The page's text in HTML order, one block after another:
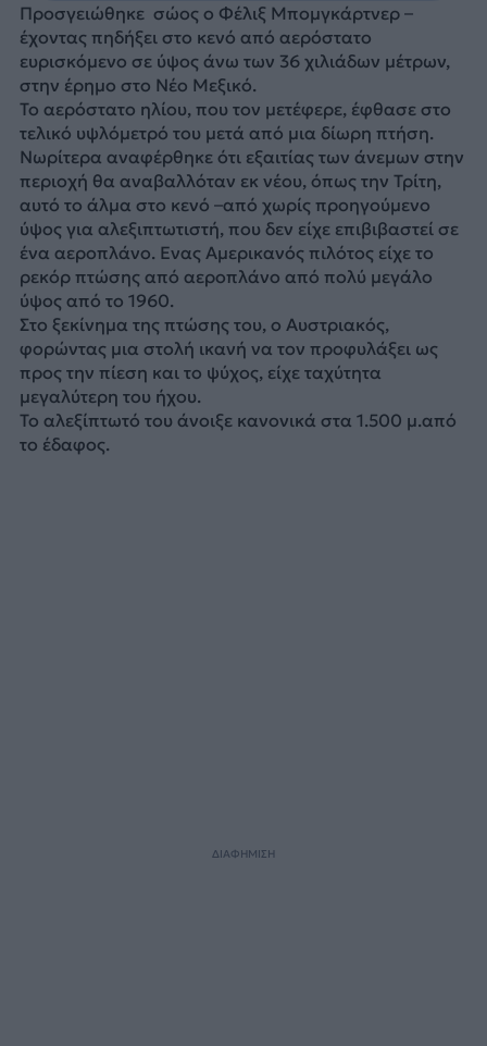
Προσγειώθηκε σώος ο Φέλιξ Μπομγκάρτνερ –
έχοντας πηδήξει στο κενό από αερόστατο
ευρισκόμενο σε ύψος άνω των 36 χιλιάδων μέτρων,
στην έρημο στο Νέο Μεξικό.
Το αερόστατο ηλίου, που τον μετέφερε, έφθασε στο
τελικό υψλόμετρό του μετά από μια δίωρη πτήση.
Νωρίτερα αναφέρθηκε ότι εξαιτίας των άνεμων στην
περιοχή θα αναβαλλόταν εκ νέου, όπως την Τρίτη,
αυτό το άλμα στο κενό –από χωρίς προηγούμενο
ύψος για αλεξιπτωτιστή, που δεν είχε επιβιβαστεί σε
ένα αεροπλάνο. Ενας Αμερικανός πιλότος είχε το
ρεκόρ πτώσης από αεροπλάνο από πολύ μεγάλο
ύψος από το 1960.
Στο ξεκίνημα της πτώσης του, ο Αυστριακός,
φορώντας μια στολή ικανή να τον προφυλάξει ως
προς την πίεση και το ψύχος, είχε ταχύτητα
μεγαλύτερη του ήχου.
Το αλεξίπτωτό του άνοιξε κανονικά στα 1.500 μ.από
το έδαφος.
ΔΙΑΦΗΜΙΣΗ